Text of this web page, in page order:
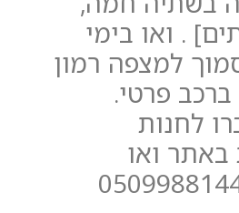
. ואו בימי
למצפה רמון
פרטי.
לחנות
באתר ואו